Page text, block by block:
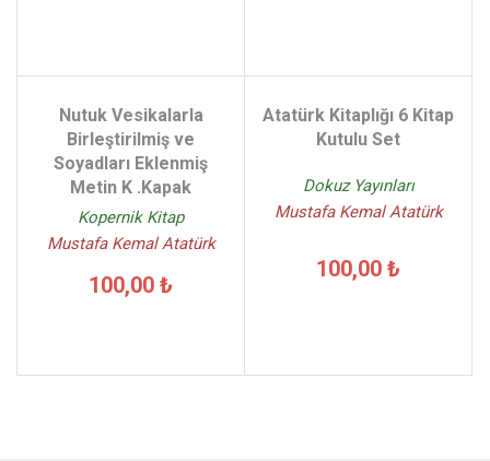
Nutuk Vesikalarla
Birleştirilmiş ve
Soyadları Eklenmiş
Metin K .Kapak
Kopernik Kitap
Mustafa Kemal Atatürk
100,00 ₺
Atatürk Kitaplığı 6 Kitap
Kutulu Set
Dokuz Yayınları
Mustafa Kemal Atatürk
100,00 ₺